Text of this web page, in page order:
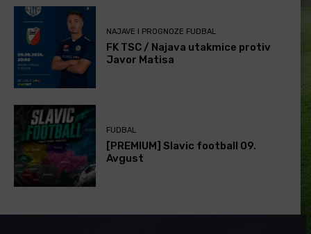
NAJAVE I PROGNOZE FUDBAL
FK TSC / Najava utakmice protiv
Javor Matisa
FUDBAL
[PREMIUM] Slavic football 09.
Avgust